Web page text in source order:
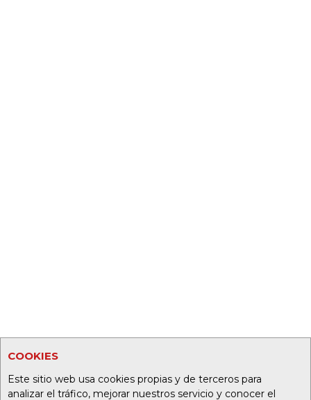
COOKIES
Este sitio web usa cookies propias y de terceros para
analizar el tráfico, mejorar nuestros servicio y conocer el